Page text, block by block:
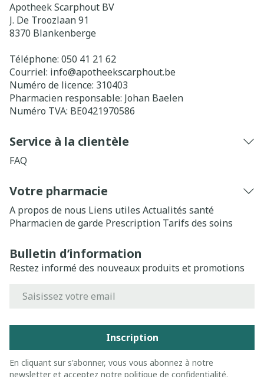
Apotheek Scarphout BV
J. De Troozlaan 91
8370 Blankenberge
Téléphone: 050 41 21 62
Courriel: info@apotheekscarphout.be
Numéro de licence: 310403
Pharmacien responsable: Johan Baelen
Numéro TVA: BE0421970586
Service à la clientèle
FAQ
Votre pharmacie
A propos de nous Liens utiles Actualités santé
Pharmacien de garde Prescription Tarifs des soins
Bulletin d’information
Restez informé des nouveaux produits et promotions
Inscription
En cliquant sur s'abonner, vous vous abonnez à notre
newsletter et acceptez notre politique de confidentialité.